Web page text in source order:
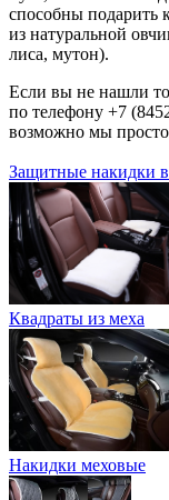
способны подарить
из натуральной
лиса, мутон).
Если вы не нашли
по телефону +7
возможно мы просто
Защитные накидки
Квадраты из меха
Накидки меховые